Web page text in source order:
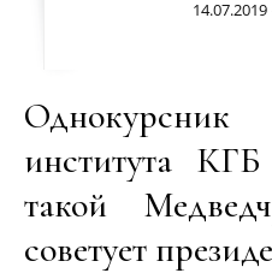
14.07.2019
института
такой
советует